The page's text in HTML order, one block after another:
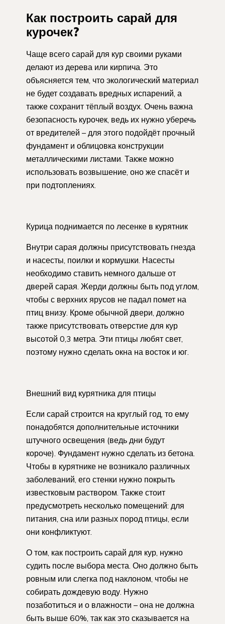
Как построить сарай для
курочек?
Чаще всего сарай для кур своими руками
делают из дерева или кирпича. Это
объясняется тем, что экологический материал
не будет создавать вредных испарений, а
также сохранит тёплый воздух. Очень важна
безопасность курочек, ведь их нужно уберечь
от вредителей – для этого подойдёт прочный
фундамент и облицовка конструкции
металлическими листами. Также можно
использовать возвышение, оно же спасёт и
при подтоплениях.
Курица поднимается по лесенке в курятник
Внутри сарая должны присутствовать гнезда
и насесты, поилки и кормушки. Насесты
необходимо ставить немного дальше от
дверей сарая. Жерди должны быть под углом,
чтобы с верхних ярусов не падал помет на
птиц внизу. Кроме обычной двери, должно
также присутствовать отверстие для кур
высотой 0,3 метра. Эти птицы любят свет,
поэтому нужно сделать окна на восток и юг.
Внешний вид курятника для птицы
Если сарай строится на круглый год, то ему
понадобятся дополнительные источники
штучного освещения (ведь дни будут
короче). Фундамент нужно сделать из бетона.
Чтобы в курятнике не возникало различных
заболеваний, его стенки нужно покрыть
известковым раствором. Также стоит
предусмотреть несколько помещений: для
питания, сна или разных пород птицы, если
они конфликтуют.
О том, как построить сарай для кур, нужно
судить после выбора места. Оно должно быть
ровным или слегка под наклоном, чтобы не
собирать дождевую воду. Нужно
позаботиться и о влажности – она не должна
быть выше 60%, так как это сказывается на